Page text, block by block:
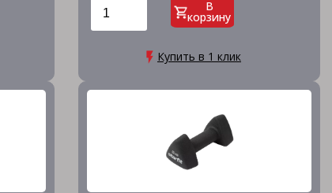
В
корзину
Купить в 1 клик